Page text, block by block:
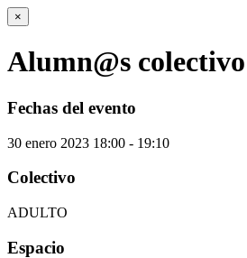
×
Alumn@s
Fechas del evento
30 enero 2023 18:00 - 19:10
Colectivo
ADULTO
Espacio